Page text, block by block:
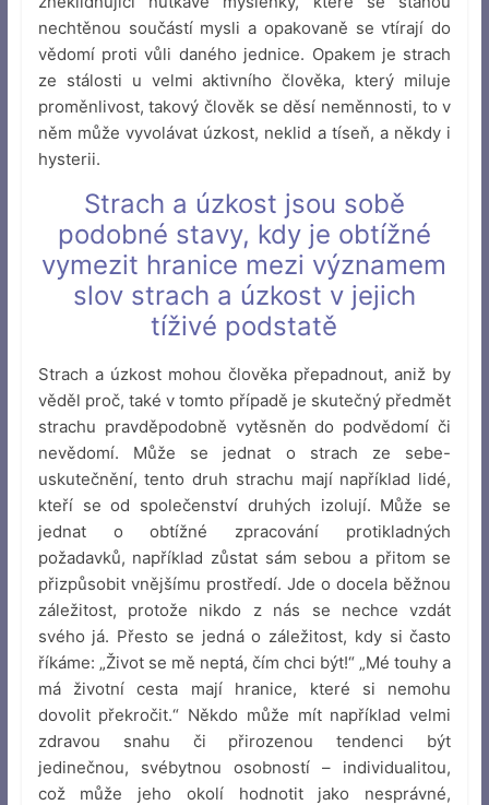
nechtěnou součástí mysli a opakovaně se vtírají do
vědomí proti vůli daného jednice. Opakem je strach
ze stálosti u velmi aktivního člověka, který miluje
proměnlivost, takový člověk se děsí neměnnosti, to v
něm může vyvolávat úzkost, neklid a tíseň, a někdy i
hysterii.
Strach a úzkost jsou sobě
podobné stavy, kdy je obtížné
vymezit hranice mezi významem
slov strach a úzkost v jejich
tíživé podstatě
Strach a úzkost mohou člověka přepadnout, aniž by
věděl proč, také v tomto případě je skutečný předmět
strachu pravděpodobně vytěsněn do podvědomí či
nevědomí. Může se jednat o strach ze sebe-
uskutečnění, tento druh strachu mají například lidé,
kteří se od společenství druhých izolují. Může se
jednat o obtížné zpracování protikladných
požadavků, například zůstat sám sebou a přitom se
přizpůsobit vnějšímu prostředí. Jde o docela běžnou
záležitost, protože nikdo z nás se nechce vzdát
svého já. Přesto se jedná o záležitost, kdy si často
říkáme: „Život se mě neptá, čím chci být!“ „Mé touhy a
má životní cesta mají hranice, které si nemohu
dovolit překročit.“ Někdo může mít například velmi
zdravou snahu či přirozenou tendenci být
jedinečnou, svébytnou osobností – individualitou,
což může jeho okolí hodnotit jako nesprávné,